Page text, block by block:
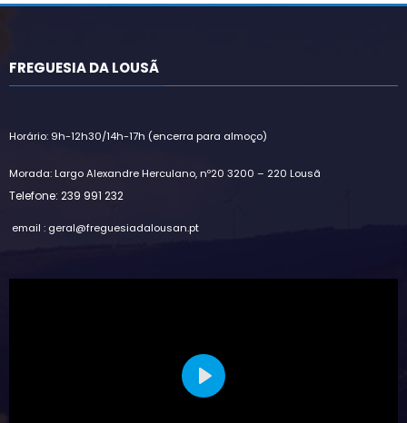
FREGUESIA DA LOUSÃ
Horário: 9h-12h30/14h-17h (encerra para almoço)
Morada: Largo Alexandre Herculano, nº20 3200 – 220 Lousã
Telefone: 239 991 232
email : geral@freguesiadalousan.pt
Play